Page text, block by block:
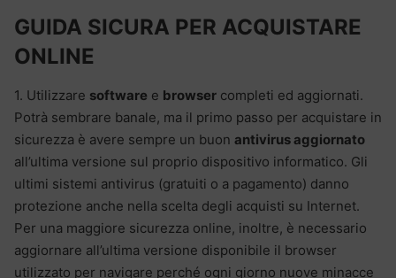
GUIDA SICURA PER ACQUISTARE
ONLINE
1. Utilizzare software e browser completi ed aggiornati.
Potrà sembrare banale, ma il primo passo per acquistare in
sicurezza è avere sempre un buon antivirus aggiornato
all’ultima versione sul proprio dispositivo informatico. Gli
ultimi sistemi antivirus (gratuiti o a pagamento) danno
protezione anche nella scelta degli acquisti su Internet.
Per una maggiore sicurezza online, inoltre, è necessario
aggiornare all’ultima versione disponibile il browser
utilizzato per navigare perché ogni giorno nuove minacce